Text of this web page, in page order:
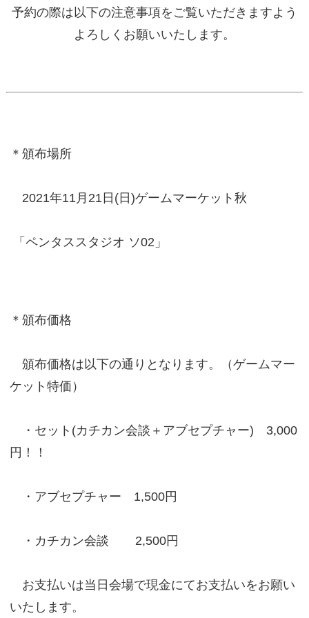
予約の際は以下の注意事項をご覧いただきますよう
よろしくお願いいたします。
＊頒布場所
2021年11月21日(日)ゲームマーケット秋
「ペンタススタジオ ソ02」
＊頒布価格
頒布価格は以下の通りとなります。（ゲームマー
ケット特価）
・セット(カチカン会談＋アブセプチャー) 3,000
円！！
・アブセプチャー 1,500円
・カチカン会談 2,500円
お支払いは当日会場で現金にてお支払いをお願い
いたします。